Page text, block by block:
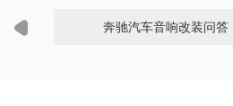
奔驰汽车音响改装问答